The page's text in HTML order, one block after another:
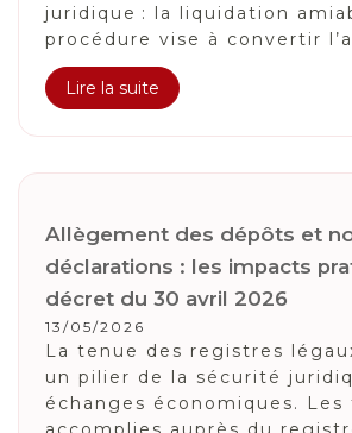
juridique : la liquidation
procédure vise à convertir
Lire la suite
Allègement des dépôts et
déclarations : les impacts
décret du 30 avril 2026
13/05/2026
La tenue des registres
un pilier de la sécurité
échanges économiques.